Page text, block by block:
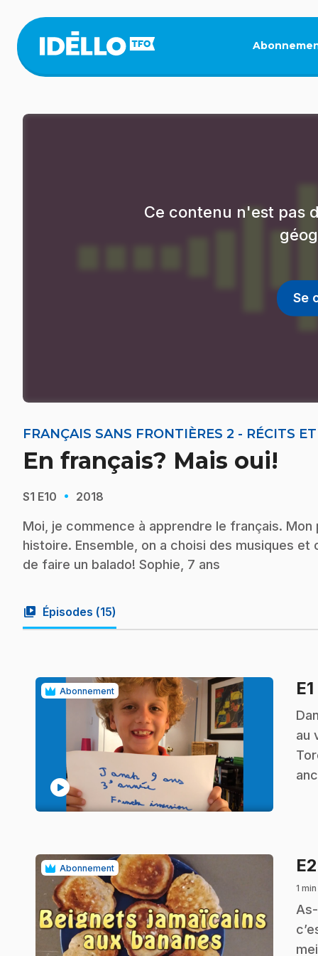
contenu
principal
Ce contenu n'est pas
Se
FRANÇAIS SANS FRONTIÈRES 2 - RÉCITS
En français? Mais oui!
S1 E10 · 2018
Moi, je commence à apprendre le français. Mon
histoire. Ensemble, on a choisi des musiques
de faire un balado! Sophie, 7 ans
video_library Épisodes (15)
Abonnement
play_circle
E1
.
au
Abonnement E2
1
.